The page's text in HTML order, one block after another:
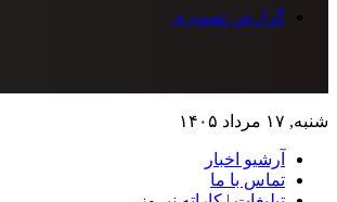
گزارش تصویری
شنبه, ۱۷ مرداد ۱۴۰۵
آرشیو اخبار
تماس‌ با‌ ما